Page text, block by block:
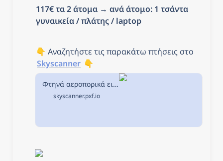
117€ τα 2 άτομα → ανά άτομο: 1 τσάντα
γυναικεία / πλάτης / laptop
Skyscanner 👇
Φτηνά αεροπορικά εισιτήρια από Αθήνα προς Βαλέτα στην Skyscanner
skyscanner.pxf.io